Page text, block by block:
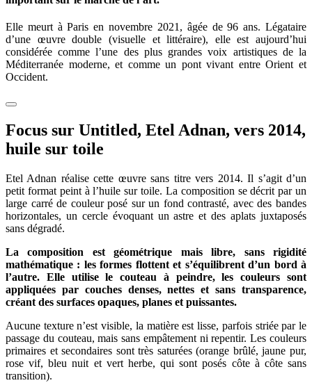
Elle meurt à Paris en novembre 2021, âgée de 96 ans. Légataire
d’une œuvre double (visuelle et littéraire), elle est aujourd’hui
considérée comme l’une des plus grandes voix artistiques de la
Méditerranée moderne, et comme un pont vivant entre Orient et
Occident.
Focus sur Untitled, Etel Adnan, vers 2014,
huile sur toile
Etel Adnan réalise cette œuvre sans titre vers 2014. Il s’agit d’un
petit format peint à l’huile sur toile. La composition se décrit par un
large carré de couleur posé sur un fond contrasté, avec des bandes
horizontales, un cercle évoquant un astre et des aplats juxtaposés
sans dégradé.
La composition est géométrique mais libre, sans rigidité
mathématique : les formes flottent et s’équilibrent d’un bord à
l’autre. Elle utilise le couteau à peindre, les couleurs sont
appliquées par couches denses, nettes et sans transparence,
créant des surfaces opaques, planes et puissantes.
Aucune texture n’est visible, la matière est lisse, parfois striée par le
passage du couteau, mais sans empâtement ni repentir. Les couleurs
primaires et secondaires sont très saturées (orange brûlé, jaune pur,
rose vif, bleu nuit et vert herbe, qui sont posés côte à côte sans
transition).